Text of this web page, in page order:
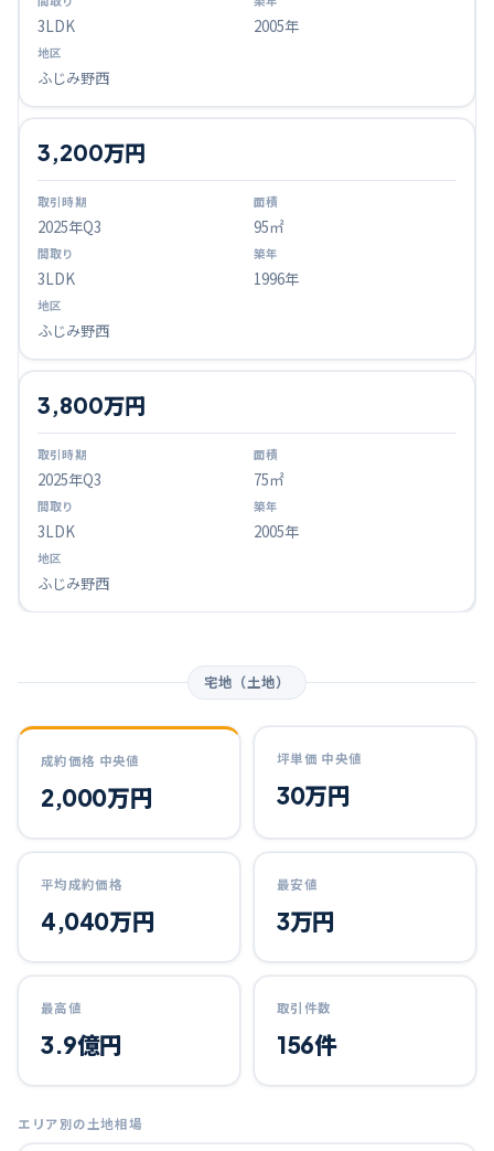
3LDK 2005年
ふじみ野西
2025年Q3
3,200万円
95㎡
3LDK 1996年
ふじみ野西
2025年Q3
3,800万円
75㎡
3LDK 2005年
ふじみ野西
宅地（土地）
成約価格 中央値
2,000万円
坪単価 中央値
30万円
平均成約価格
4,040万円
最安値
3万円
最高値
3.9億円
取引件数
156件
エリア別の土地相場